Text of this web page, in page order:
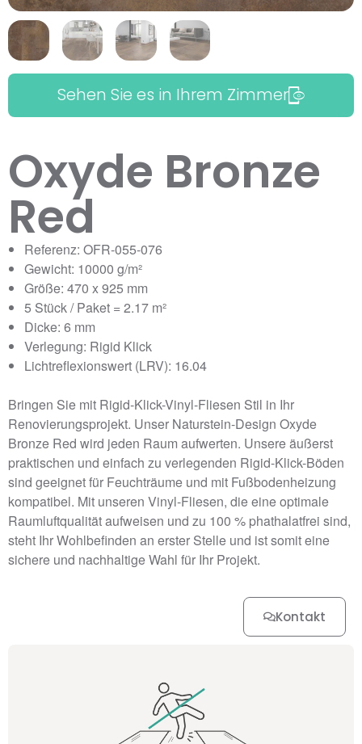
Sehen Sie es in Ihrem Zimmer
Oxyde Bronze
Red
Referenz: OFR-055-076
Gewicht: 10000 g/m²
Größe: 470 x 925 mm
5 Stück / Paket = 2.17 m²
Dicke: 6 mm
Verlegung: Rigid Klick
Lichtreflexionswert (LRV): 16.04
Bringen Sie mit Rigid-Klick-Vinyl-Fliesen Stil in Ihr
Renovierungsprojekt. Unser Naturstein-Design Oxyde
Bronze Red wird jeden Raum aufwerten. Unsere äußerst
praktischen und einfach zu verlegenden Rigid-Klick-Böden
sind geeignet für Feuchträume und mit Fußbodenheizung
kompatibel. Mit unseren Vinyl-Fliesen, die eine optimale
Raumluftqualität aufweisen und zu 100 % phathalatfrei sind,
steht Ihr Wohlbefinden an erster Stelle und ist somit eine
sichere und nachhaltige Wahl für Ihr Projekt.
Kontakt